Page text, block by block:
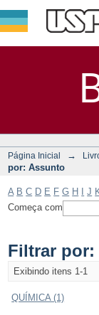
Página Inicial →
por: Assunto
A B C D E F G H J
Começa com
Filtrar por:
Exibindo itens 1-1
QUÍMICA (1)